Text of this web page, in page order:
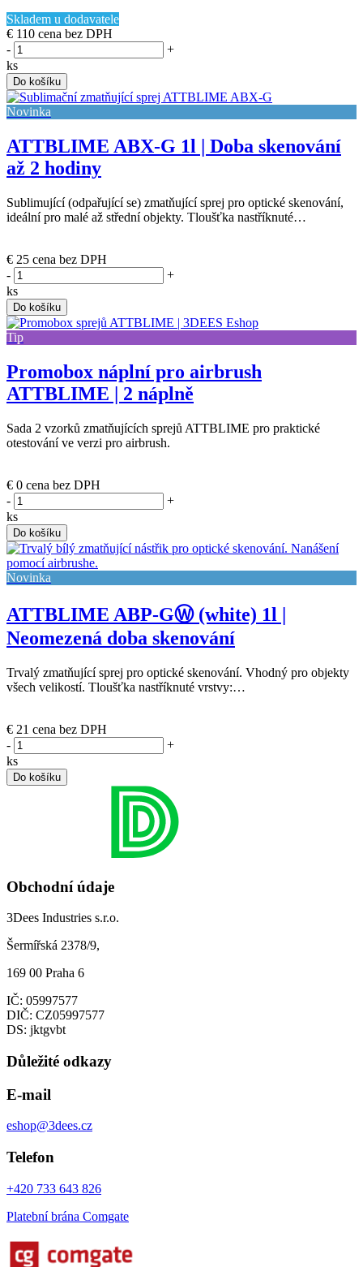
Skladem u dodavatele
€ 110 cena bez DPH
-
+
ks
Do košíku
Novinka
ATTBLIME ABX-G 1l | Doba skenování
až 2 hodiny
Sublimující (odpařující se) zmatňující sprej pro optické skenování,
ideální pro malé až střední objekty. Tloušťka nastříknuté…
€ 25 cena bez DPH
-
+
ks
Do košíku
Tip
Promobox náplní pro airbrush
ATTBLIME | 2 náplně
Sada 2 vzorků zmatňujících sprejů ATTBLIME pro praktické
otestování ve verzi pro airbrush.
€ 0 cena bez DPH
-
+
ks
Do košíku
Novinka
ATTBLIME ABP-GⓌ (white) 1l |
Neomezená doba skenování
Trvalý zmatňující sprej pro optické skenování. Vhodný pro objekty
všech velikostí. Tloušťka nastříknuté vrstvy:…
€ 21 cena bez DPH
-
+
ks
Do košíku
Obchodní údaje
3Dees Industries s.r.o.
Šermířská 2378/9,
169 00 Praha 6
IČ: 05997577
DIČ: CZ05997577
DS: jktgvbt
Důležité odkazy
E-mail
eshop@3dees.cz
Telefon
+420 733 643 826
Platební brána Comgate